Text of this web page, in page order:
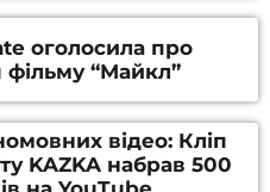
оголосила про
“Майкл”
відео: Кліп
KAZKA набрав 500